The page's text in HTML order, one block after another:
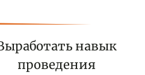
навык
проведения